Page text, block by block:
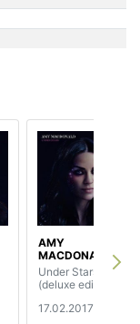
AMY
MACDONALD
Under Stars
(deluxe edition)
17.02.2017